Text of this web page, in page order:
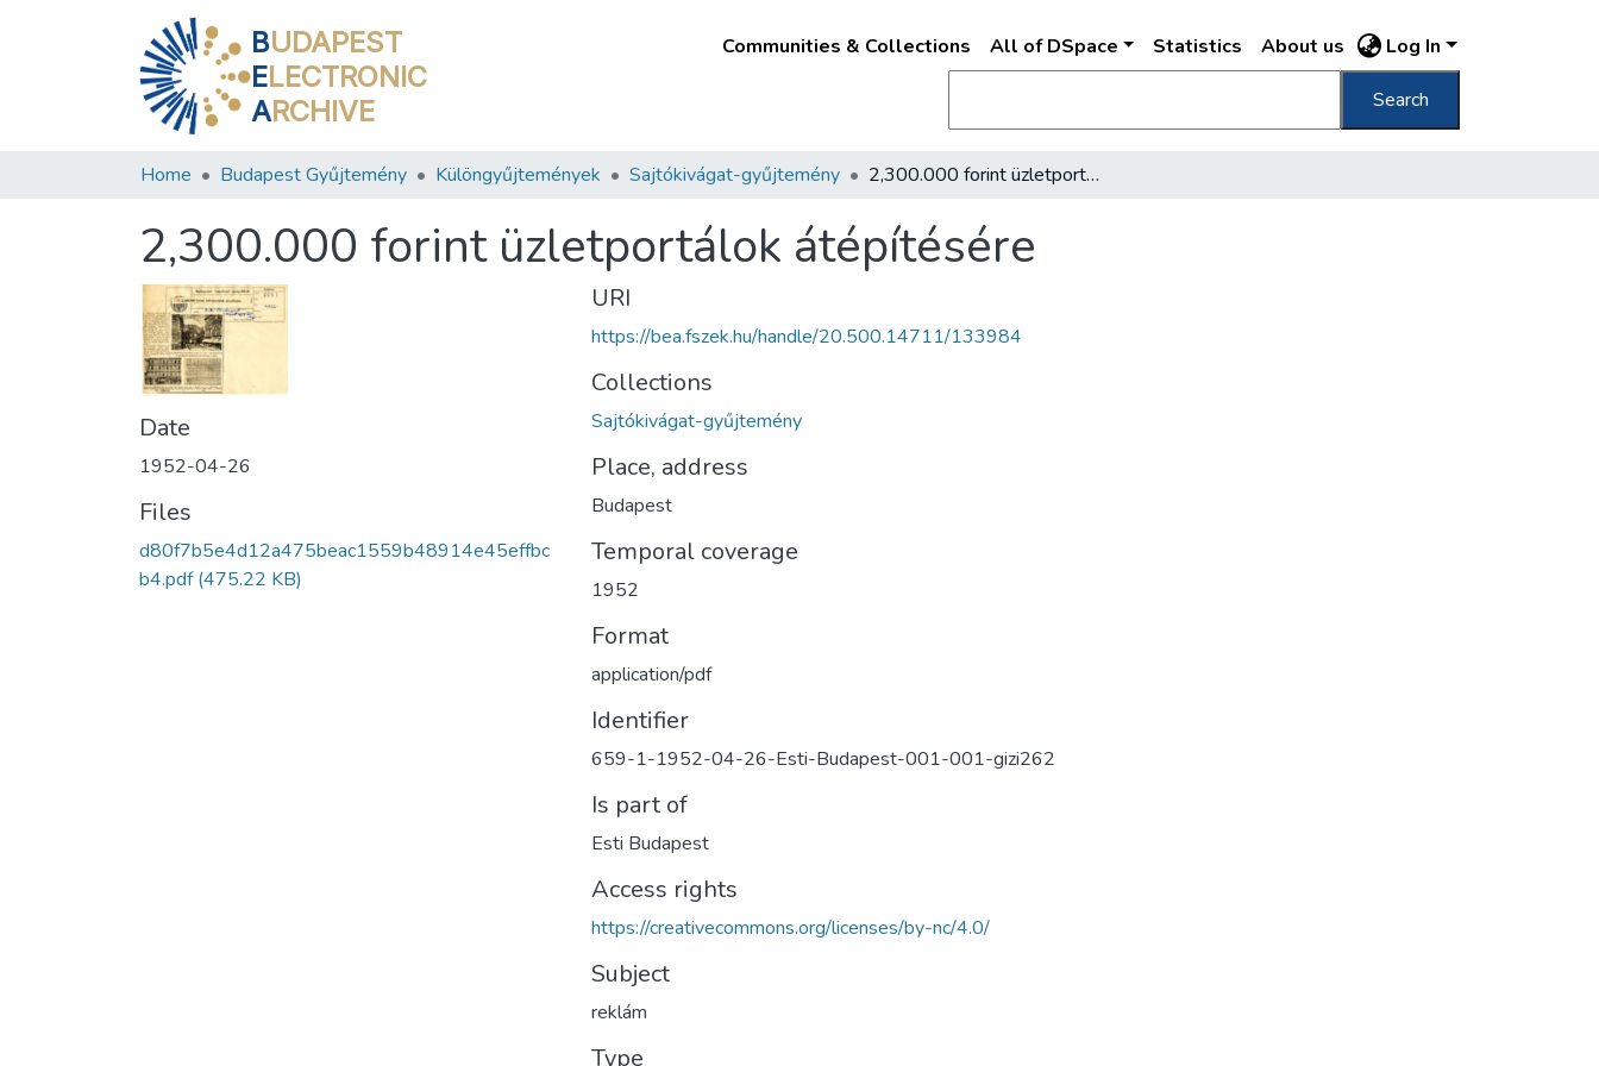
BUDAPEST
ELECTRONIC
ARCHIVE
Communities & Collections All of DSpace Statistics About us Log In
Search
Home Budapest Gyűjtemény Különgyűjtemények Sajtókivágat-gyűjtemény 2,300.000 forint üzletportálok átépítésére
2,300.000 forint üzletportálok átépítésére
Date
1952-04-26
Files
d80f7b5e4d12a475beac1559b48914e45effbc
b4.pdf(475.22 KB)
URI
https://bea.fszek.hu/handle/20.500.14711/133984
Collections
Sajtókivágat-gyűjtemény
Place, address
Budapest
Temporal coverage
1952
Format
application/pdf
Identifier
659-1-1952-04-26-Esti-Budapest-001-001-gizi262
Is part of
Esti Budapest
Access rights
https://creativecommons.org/licenses/by-nc/4.0/
Subject
reklám
Type